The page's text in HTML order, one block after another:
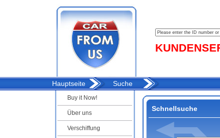
Hauptseite Suche
Buy it Now!
Über uns
Verschiffung
Schnellsuche